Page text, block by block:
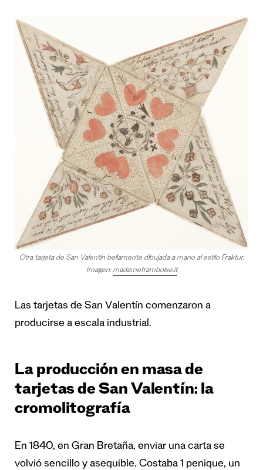
Otra tarjeta de San Valentín bellamente dibujada a mano al estilo Fraktur.
Imagen: madameframboise.it
Las tarjetas de San Valentín comenzaron a
producirse a escala industrial.
La producción en masa de
tarjetas de San Valentín: la
cromolitografía
En 1840, en Gran Bretaña, enviar una carta se
volvió sencillo y asequible. Costaba 1 penique, un